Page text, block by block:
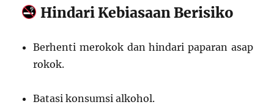
Hindari Kebiasaan Berisiko
Berhenti merokok dan hindari paparan asap
rokok.
Batasi konsumsi alkohol.